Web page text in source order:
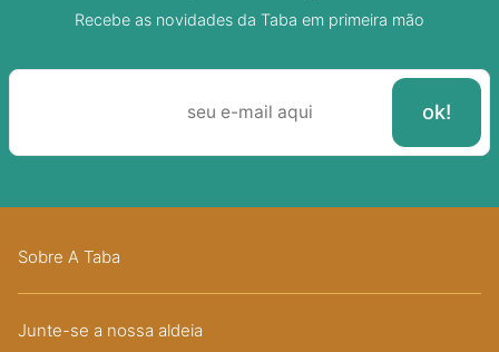
Recebe as novidades da Taba em primeira mão
Sobre A Taba
Junte-se a nossa aldeia